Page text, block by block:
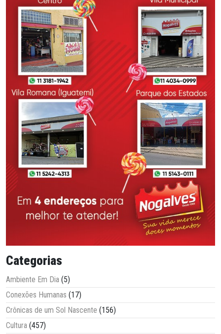
Categorias
Ambiente Em Dia (5)
Conexões Humanas (17)
Crônicas de um Sol Nascente (156)
Cultura (457)